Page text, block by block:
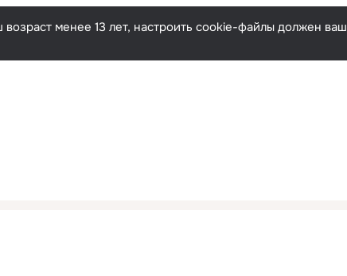
Русский
менее 13 лет, настроить cookie-файлы должен ваш